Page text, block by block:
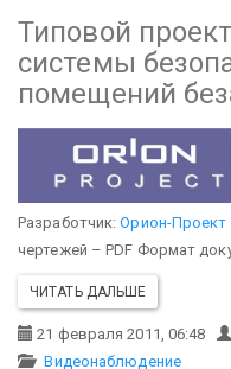
Типовой
системы
помещений
Разработчик:Орион-Проект
чертежей – PDF Формат
ЧИТАТЬ ДАЛЬШЕ
21 февраля 2011, 06:48
Видеонаблюдение